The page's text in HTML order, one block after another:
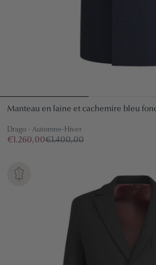
Manteau en laine et cachemire bleu
Drago - Automne-Hiver
€1.260,00€1.400,00